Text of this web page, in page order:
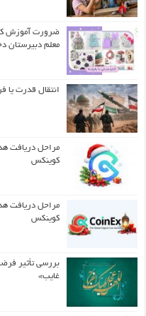
ضرورت آموزش
معلم دبیرستان
انتقال قدرت یا
مراحل دریافت
کوینکس
مراحل دریافت
کوینکس
بررسی تأثیر
غایب»